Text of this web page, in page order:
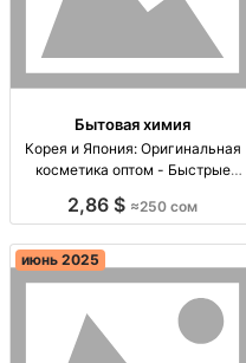
Бытовая химия
Корея и Япония: Оригинальная
косметика оптом - Быстрые
корейская и японская косметика
Заходите!
2,86 $ ≈250 сом
июнь 2025